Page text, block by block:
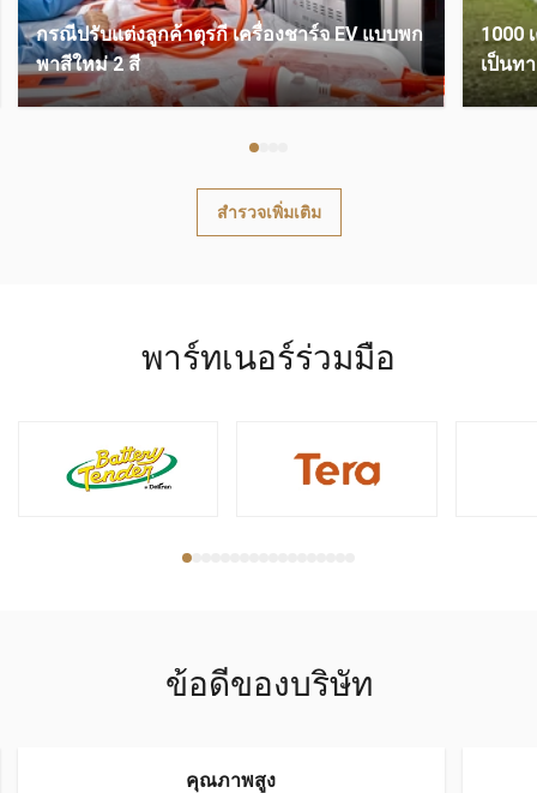
กรณีปรับแต่งลูกค้าตุรกี เครื่องชาร์จ EV แบบพก
พาสีใหม่ 2 สี
1000
เป็นท
สำรวจเพิ่มเติม
พาร์ทเนอร์ร่วมมือ
ข้อดีของบริษัท
คุณภาพสูง